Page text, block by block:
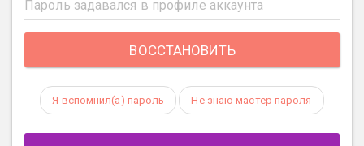
Я вспомнил(а) пароль Не знаю мастер пароля